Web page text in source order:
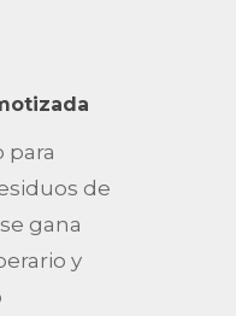
para
de
gana
y